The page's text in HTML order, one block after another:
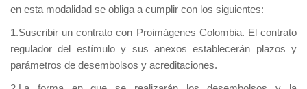
en esta modalidad se obliga a cumplir con los siguientes:
1.Suscribir un contrato con Proimágenes Colombia. El contrato
regulador del estímulo y sus anexos establecerán plazos y
parámetros de desembolsos y acreditaciones.